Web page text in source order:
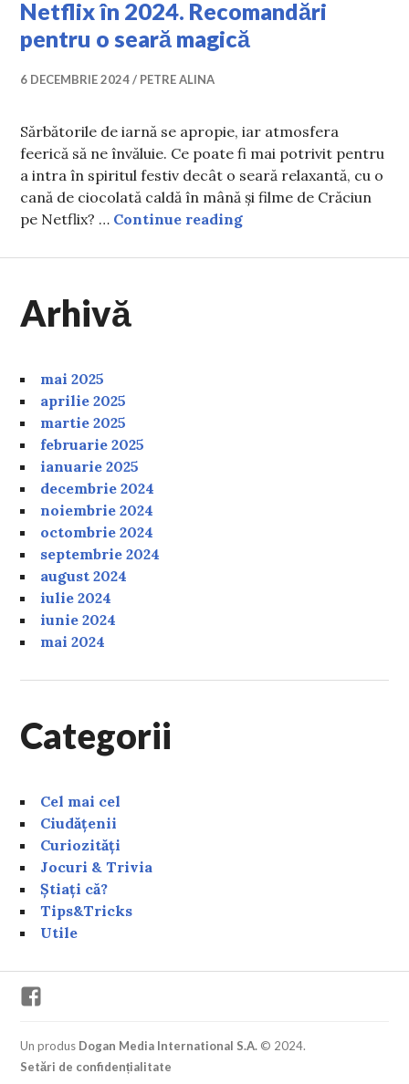
Netflix în 2024. Recomandări
pentru o seară magică
6 DECEMBRIE 2024 PETRE ALINA
Sărbătorile de iarnă se apropie, iar atmosfera
feerică să ne învăluie. Ce poate fi mai potrivit pentru
a intra în spiritul festiv decât o seară relaxantă, cu o
cană de ciocolată caldă în mână și filme de Crăciun
pe Netflix? … Continue reading7 filme de Crăciun
Arhivă
mai 2025
aprilie 2025
martie 2025
februarie 2025
ianuarie 2025
decembrie 2024
noiembrie 2024
octombrie 2024
septembrie 2024
august 2024
iulie 2024
iunie 2024
mai 2024
Categorii
Cel mai cel
Ciudățenii
Curiozități
Jocuri & Trivia
Știați că?
Tips&Tricks
Utile
Un produs Dogan Media International S.A. © 2024.
Setări de confidențialitate